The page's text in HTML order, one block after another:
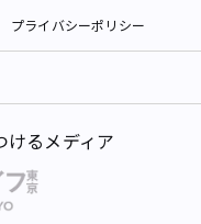
プライバシーポリシー
けるメディア